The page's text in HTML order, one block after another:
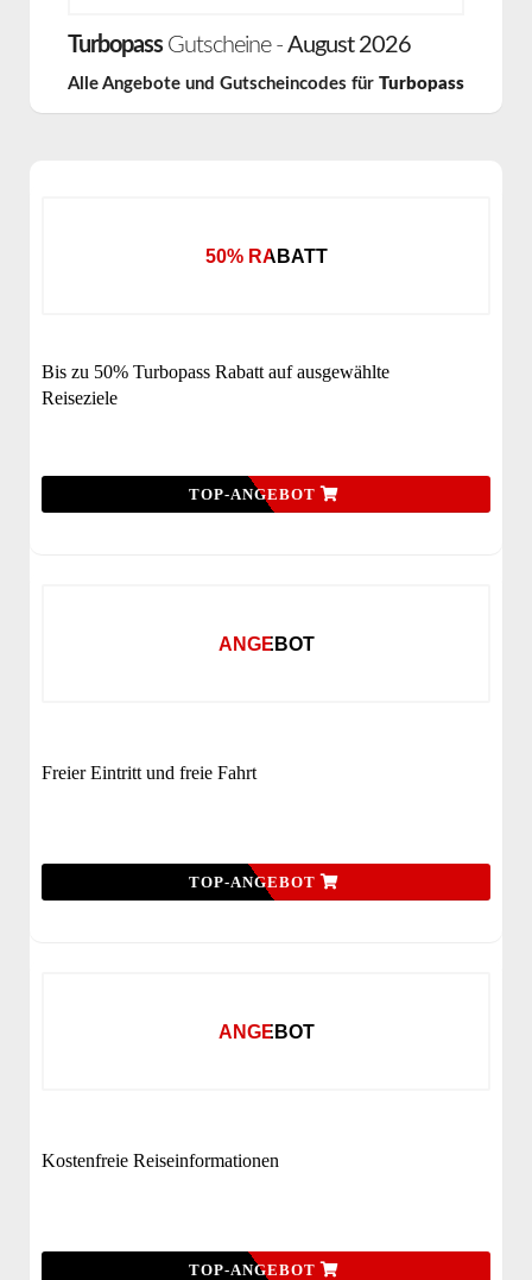
TurbopassGutscheine - August 2026
Alle Angebote und Gutscheincodes für Turbopass
50% RABATT
Bis zu 50% Turbopass Rabatt auf ausgewählte
Reiseziele
TOP-ANGEBOT
ANGEBOT
Freier Eintritt und freie Fahrt
TOP-ANGEBOT
ANGEBOT
Kostenfreie Reiseinformationen
TOP-ANGEBOT